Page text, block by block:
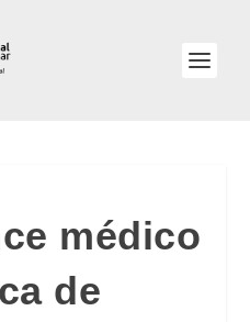
médico
de